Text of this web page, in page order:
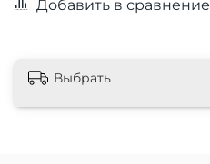
Добавить в сравнение
Выбрать